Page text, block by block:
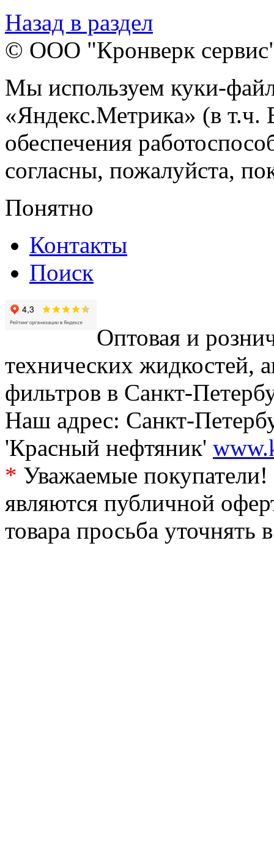
Назад в раздел
© ООО "Кронверк
Мы используем куки-
«Яндекс.Метрика» (в т.ч.
обеспечения
согласны, пожалуйста,
Понятно
Контакты
Поиск
Оптовая и
технических жидкостей,
фильтров в Санкт-
Наш адрес: Санкт-
'Красный нефтяник'
* Уважаемые
являются публичной
товара просьба уточнять